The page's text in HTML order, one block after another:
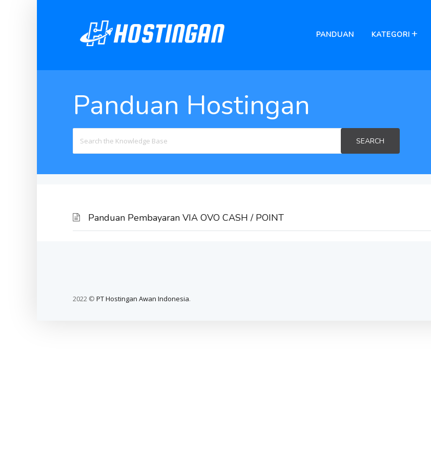
PANDUAN KATEGORI
Panduan Hostingan
For
SEARCH
Panduan Pembayaran VIA OVO CASH / POINT
2022 © PT Hostingan Awan Indonesia.